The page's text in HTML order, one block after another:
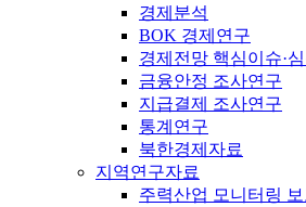
경제분석
BOK 경제연구
경제전망 핵심이슈·
금융안정 조사연구
지급결제 조사연구
통계연구
북한경제자료
지역연구자료
주력산업 모니터링 보